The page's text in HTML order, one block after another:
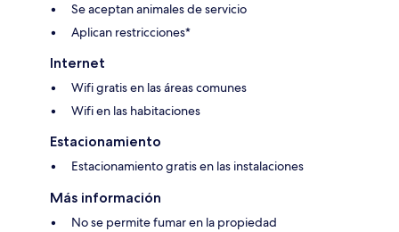
Se aceptan animales de servicio
Aplican restricciones*
Internet
Wifi gratis en las áreas comunes
Wifi en las habitaciones
Estacionamiento
Estacionamiento gratis en las instalaciones
Más información
No se permite fumar en la propiedad